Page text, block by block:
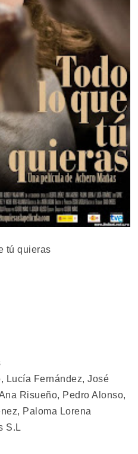
tú quieras
Lucía Fernández, José
Risueño, Pedro Alonso,
Paloma Lorena
S.L